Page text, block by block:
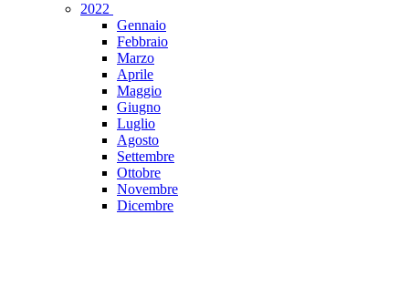
2022
Gennaio
Febbraio
Marzo
Aprile
Maggio
Giugno
Luglio
Agosto
Settembre
Ottobre
Novembre
Dicembre